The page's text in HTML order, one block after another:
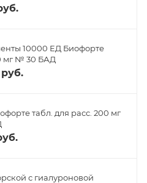
10000 ЕД Биофорте
мг № 30 БАД
табл. для расс. 200 мг
с гиалуроновой